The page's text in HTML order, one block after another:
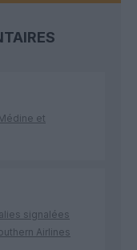
et
signalées
Airlines